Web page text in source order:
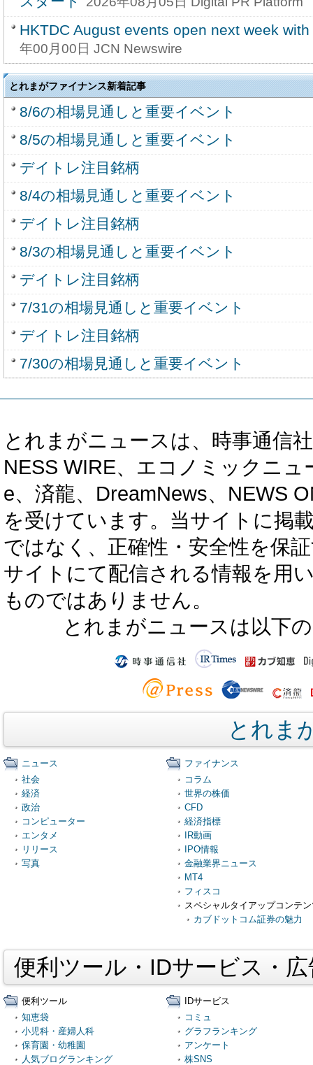
HKTDC August events open next week
年00月00日 JCN Newswire
とれまがファイナンス新着記事
8/6の相場見通しと重要イベント
8/5の相場見通しと重要イベント
デイトレ注目銘柄
8/4の相場見通しと重要イベント
デイトレ注目銘柄
8/3の相場見通しと重要イベント
デイトレ注目銘柄
7/31の相場見通しと重要イベント
デイトレ注目銘柄
7/30の相場見通しと重要イベント
とれまがニュースは、時事通信
NESS WIRE、エコノミックニ
e、済龍、DreamNews、NEWS
を受けています。当サイトに掲
ではなく、正確性・安全性を保
サイトにて配信される情報を用
ものではありません。
とれまがニュースは以下
とれま
ニュース
社会
経済
政治
コンピューター
エンタメ
リリース
写真
ファイナンス
コラム
世界の株価
CFD
経済指標
IR動画
IPO情報
金融業界ニュース
MT4
フィスコ
スペシャルタイアップコンテ
カブドットコム証券の魅力
便利ツール・IDサービス・
便利ツール
知恵袋
小児科・産婦人科
保育園・幼稚園
人気ブログランキング
IDサービス
コミュ
グラフランキング
アンケート
株SNS